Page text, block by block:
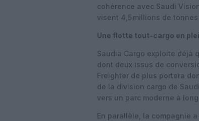
cohérence avec Saudi
visent 4,5 millions de
Une flotte tout-cargo en
Saudia Cargo exploite déjà
dont deux issus de
Freighter de plus portera
de la division cargo de
vers un parc moderne à
En parallèle, la compagnie